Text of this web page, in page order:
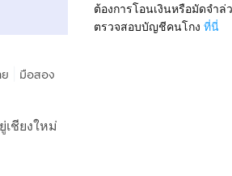
มือสอง
ชียงใหม่
ต้องการโอนเงินหรือมัดจำล่
ตรวจสอบบัญชีคนโกง ที่นี่